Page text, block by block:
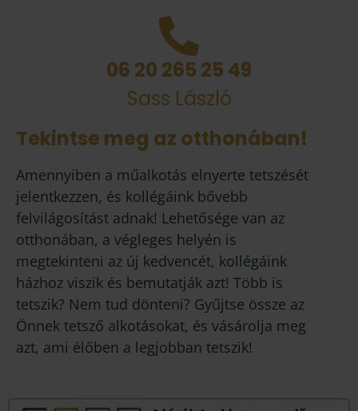
06 20 265 25 49
Sass László
Tekintse meg az otthonában!
Amennyiben a műalkotás elnyerte tetszését
jelentkezzen, és kollégáink bővebb
felvilágosítást adnak! Lehetősége van az
otthonában, a végleges helyén is
megtekinteni az új kedvencét, kollégáink
házhoz viszik és bemutatják azt! Több is
tetszik? Nem tud dönteni? Gyűjtse össze az
Önnek tetsző alkotásokat, és vásárolja meg
azt, ami élőben a legjobban tetszik!